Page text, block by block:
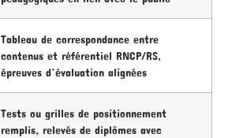
Tableau de correspondance entre
contenus et référentiel RNCP/RS,
épreuves d’évaluation alignées
Tests ou grilles de positionnement
remplis, relevés de diplômes avec